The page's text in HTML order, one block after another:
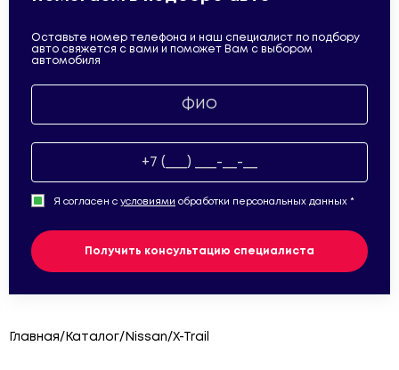
Москвич(2) УАЗ (35)
Оставьте номер телефона и наш специалист по подбору
авто свяжется с вами и поможет Вам с выбором
автомобиля
Я согласен с условиями обработки персональных данных *
Получить консультацию специалиста
Главная/ Каталог/ Nissan/X-Trail